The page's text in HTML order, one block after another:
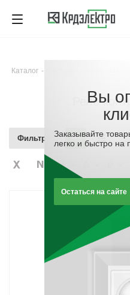
8 (800) 555-53-20
Каталог -
Реле
Фильтр
Вы
Заказывайте
легко и быстро на
Остаться на сайте